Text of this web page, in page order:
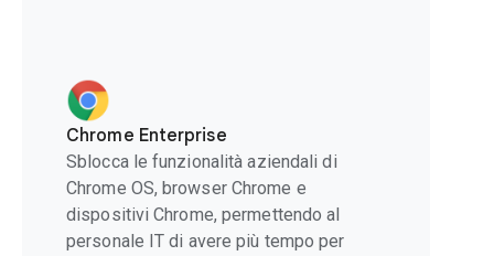
Chrome Enterprise
Sblocca le funzionalità aziendali di
Chrome OS, browser Chrome e
dispositivi Chrome, permettendo al
personale IT di avere più tempo per